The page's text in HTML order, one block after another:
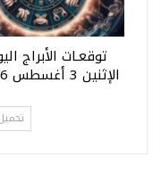
توقعـات الأبراج
الإثنين 3 أغسطس 2026